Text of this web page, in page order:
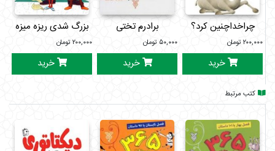
چراخداچنین کرد؟
۲۰۰,۰۰۰ تومان
خرید
برادرم تختی
۵۰,۰۰۰ تومان
خرید
بزرگ شدی ریزه میزه
۲۰۰,۰۰۰ تومان
خرید
کتب مرتبط